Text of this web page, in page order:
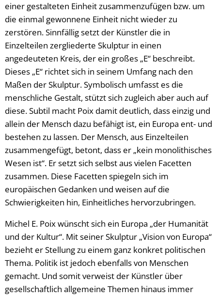
einer gestalteten Einheit zusammenzufügen bzw. um
die einmal gewonnene Einheit nicht wieder zu
zerstören. Sinnfällig setzt der Künstler die in
Einzelteilen zergliederte Skulptur in einen
angedeuteten Kreis, der ein großes „E“ beschreibt.
Dieses „E“ richtet sich in seinem Umfang nach den
Maßen der Skulptur. Symbolisch umfasst es die
menschliche Gestalt, stützt sich zugleich aber auch auf
diese. Subtil macht Poix damit deutlich, dass einzig und
allein der Mensch dazu befähigt ist, ein Europa ent- und
bestehen zu lassen. Der Mensch, aus Einzelteilen
zusammengefügt, betont, dass er „kein monolithisches
Wesen ist“. Er setzt sich selbst aus vielen Facetten
zusammen. Diese Facetten spiegeln sich im
europäischen Gedanken und weisen auf die
Schwierigkeiten hin, Einheitliches hervorzubringen.
Michel E. Poix wünscht sich ein Europa „der Humanität
und der Kultur“. Mit seiner Skulptur „Vision von Europa“
bezieht er Stellung zu einem ganz konkret politischen
Thema. Politik ist jedoch ebenfalls von Menschen
gemacht. Und somit verweist der Künstler über
gesellschaftlich allgemeine Themen hinaus immer